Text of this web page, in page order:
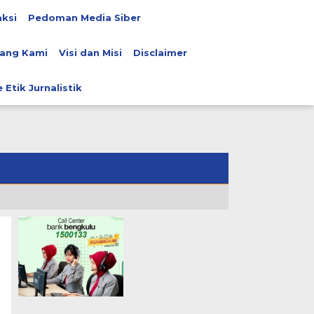
Pedoman Media Siber
Kami Visi dan Misi Disclaimer
Etik Jurnalistik